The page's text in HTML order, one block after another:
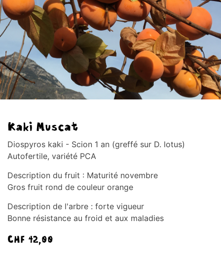
Kaki Muscat
Diospyros kaki - Scion 1 an (greffé sur D. lotus)
Autofertile, variété PCA
Description du fruit : Maturité novembre
Gros fruit rond de couleur orange
Description de l'arbre : forte vigueur
Bonne résistance au froid et aux maladies
CHF 42,00